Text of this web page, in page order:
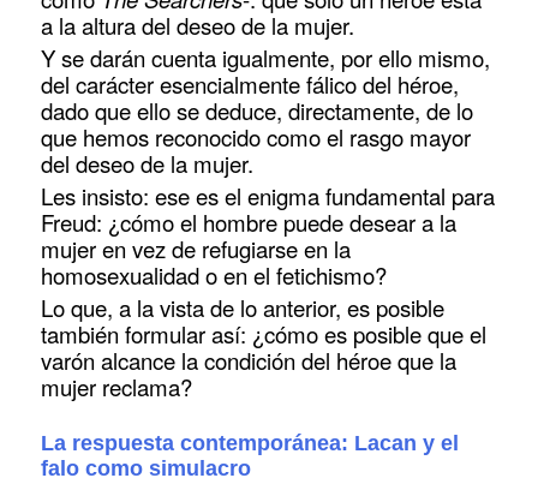
a la altura del deseo de la mujer.
Y se darán cuenta igualmente, por ello mismo,
del carácter esencialmente fálico del héroe,
dado que ello se deduce, directamente, de lo
que hemos reconocido como el rasgo mayor
del deseo de la mujer.
Les insisto: ese es el enigma fundamental para
Freud: ¿cómo el hombre puede desear a la
mujer en vez de refugiarse en la
homosexualidad o en el fetichismo?
Lo que, a la vista de lo anterior, es posible
también formular así: ¿cómo es posible que el
varón alcance la condición del héroe que la
mujer reclama?
La respuesta contemporánea: Lacan y el
falo como simulacro